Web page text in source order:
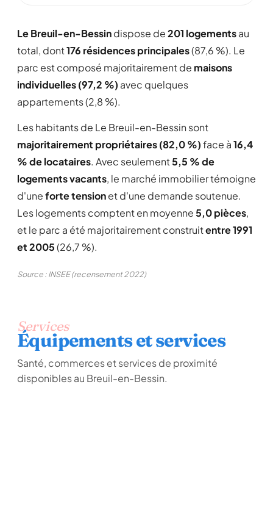
Le Breuil-en-Bessindispose de201 logementsau
total, dont176 résidences principales(87,6 %). Le
parc est composé majoritairement de maisons
individuelles (97,2 %) avec quelques
appartements (2,8 %).
Les habitants de Le Breuil-en-Bessin sont
majoritairement propriétaires (82,0 %)face à16,4
% de locataires. Avec seulement5,5 % de
logements vacants, le marché immobilier témoigne
d'uneforte tensionet d'une demande soutenue.
Les logements comptent en moyenne5,0 pièces,
et le parc a été majoritairement construitentre 1991
et 2005(26,7 %).
Source : INSEE (recensement 2022)
Services
Équipements et services
Santé, commerces et services de proximité
disponibles au Breuil-en-Bessin.